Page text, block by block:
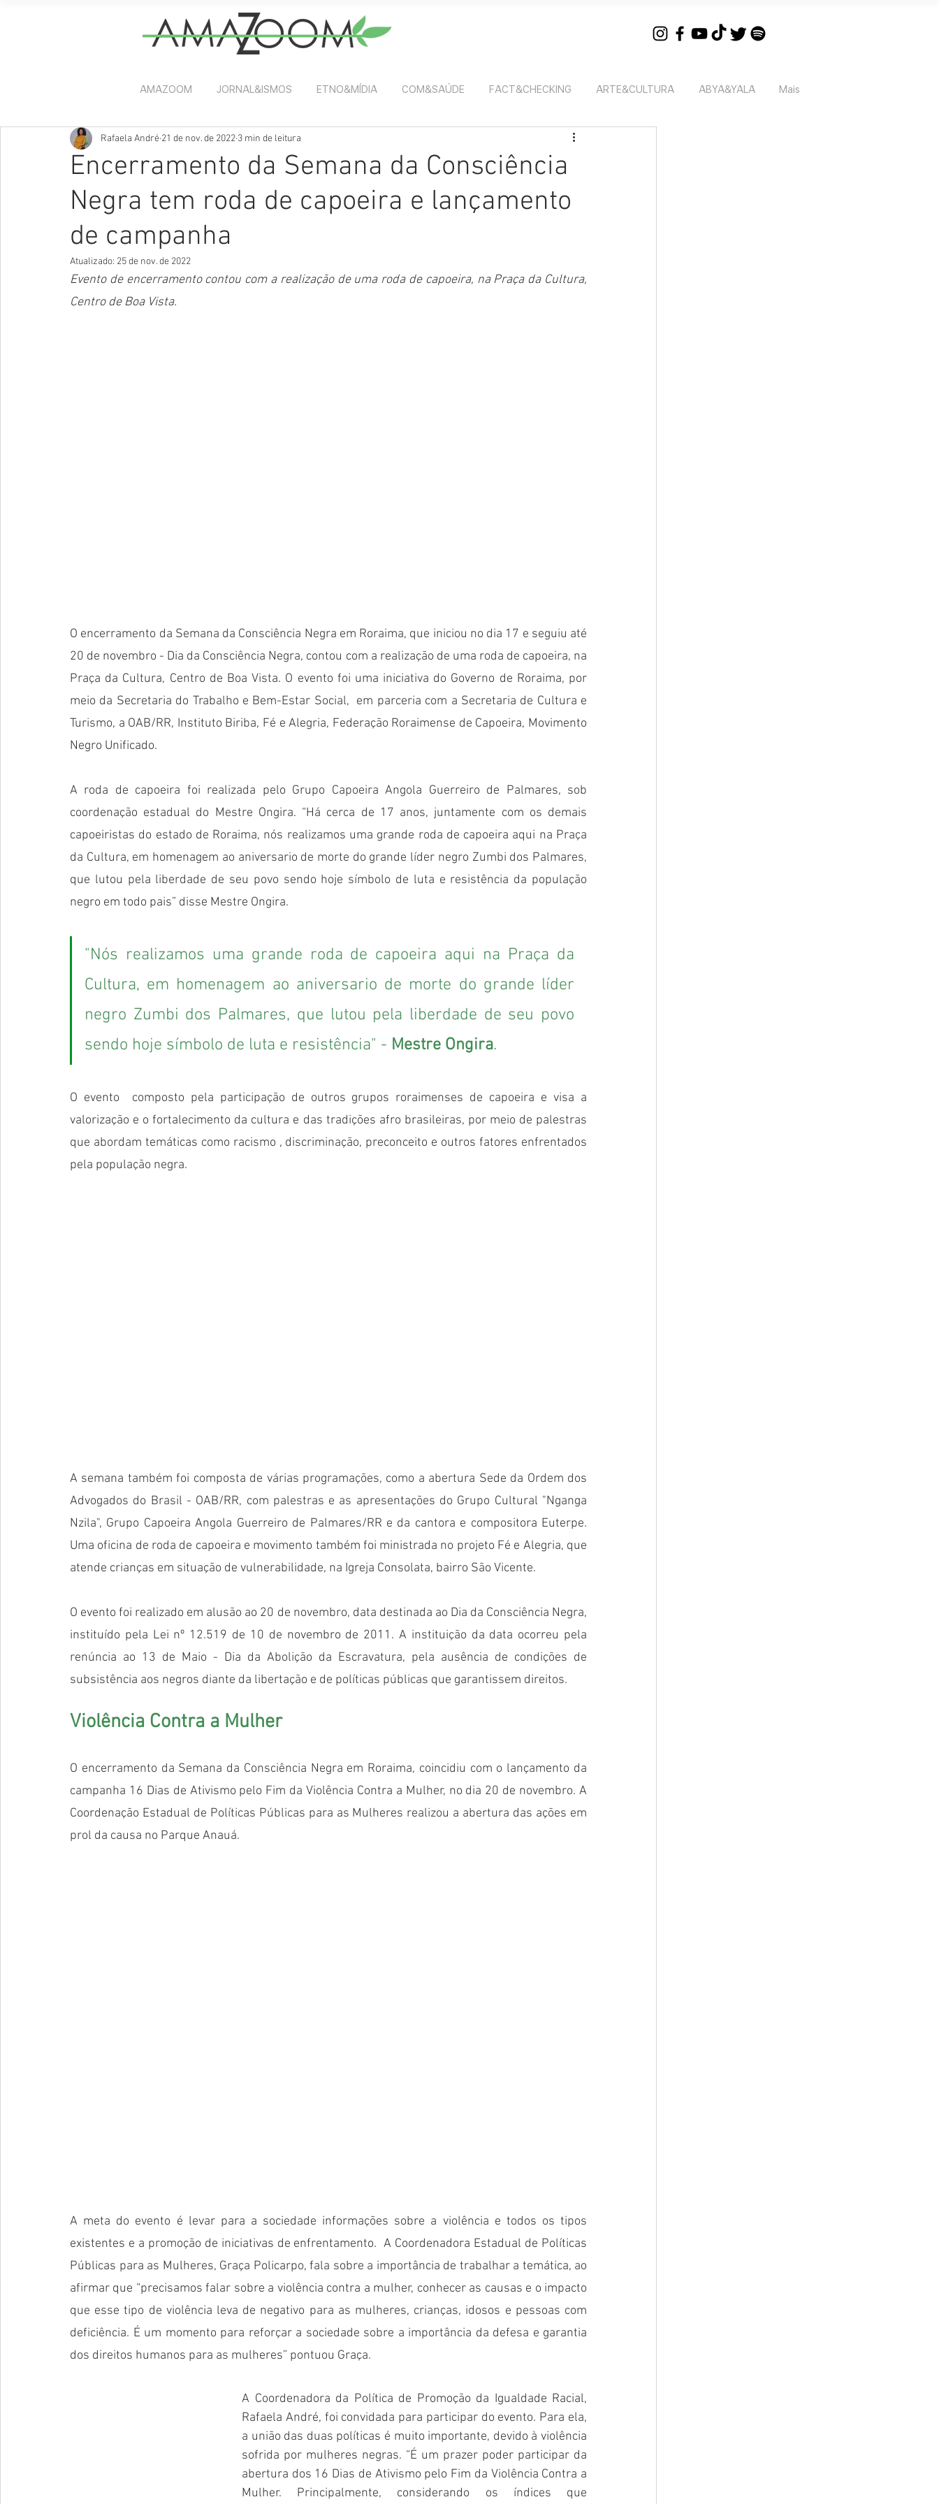
AMAZOOM JORNAL&ISMOS ETNO&MÍDIA COM&SAÚDE FACT&CHECKING ARTE&CULTURA ABYA&YALA Mais
Encerramento da Semana da Consciência
Negra tem roda de capoeira e lançamento
de campanha
Rafaela André 21 de nov. de 2022 3 min de leitura
Atualizado: 25 de nov. de 2022
Evento de encerramento contou com a realização de uma roda de capoeira, na Praça da Cultura,
Centro de Boa Vista.
O encerramento da Semana da Consciência Negra em Roraima, que iniciou no dia 17 e seguiu até
20 de novembro - Dia da Consciência Negra, contou com a realização de uma roda de capoeira, na
Praça da Cultura, Centro de Boa Vista. O evento foi uma iniciativa do Governo de Roraima, por
meio da Secretaria do Trabalho e Bem-Estar Social,  em parceria com a Secretaria de Cultura e
Turismo, a OAB/RR, Instituto Biriba, Fé e Alegria, Federação Roraimense de Capoeira, Movimento
Negro Unificado.
A roda de capoeira foi realizada pelo Grupo Capoeira Angola Guerreiro de Palmares, sob
coordenação estadual do Mestre Ongira. “Há cerca de 17 anos, juntamente com os demais
capoeiristas do estado de Roraima, nós realizamos uma grande roda de capoeira aqui na Praça
da Cultura, em homenagem ao aniversario de morte do grande líder negro Zumbi dos Palmares,
que lutou pela liberdade de seu povo sendo hoje símbolo de luta e resistência da população
negro em todo pais” disse Mestre Ongira.
"Nós realizamos uma grande roda de capoeira aqui na Praça da
Cultura, em homenagem ao aniversario de morte do grande líder
negro Zumbi dos Palmares, que lutou pela liberdade de seu povo
sendo hoje símbolo de luta e resistência" - Mestre Ongira.
O evento  composto pela participação de outros grupos roraimenses de capoeira e visa a
valorização e o fortalecimento da cultura e das tradições afro brasileiras, por meio de palestras
que abordam temáticas como racismo , discriminação, preconceito e outros fatores enfrentados
pela população negra.
A semana também foi composta de várias programações, como a abertura Sede da Ordem dos
Advogados do Brasil - OAB/RR, com palestras e as apresentações do Grupo Cultural "Nganga
Nzila", Grupo Capoeira Angola Guerreiro de Palmares/RR e da cantora e compositora Euterpe.
Uma oficina de roda de capoeira e movimento também foi ministrada no projeto Fé e Alegria, que
atende crianças em situação de vulnerabilidade, na Igreja Consolata, bairro São Vicente.
O evento foi realizado em alusão ao 20 de novembro, data destinada ao Dia da Consciência Negra,
instituído pela Lei nº 12.519 de 10 de novembro de 2011. A instituição da data ocorreu pela
renúncia ao 13 de Maio - Dia da Abolição da Escravatura, pela ausência de condições de
subsistência aos negros diante da libertação e de políticas públicas que garantissem direitos.
Violência Contra a Mulher
O encerramento da Semana da Consciência Negra em Roraima, coincidiu com o lançamento da
campanha 16 Dias de Ativismo pelo Fim da Violência Contra a Mulher, no dia 20 de novembro. A
Coordenação Estadual de Políticas Públicas para as Mulheres realizou a abertura das ações em
prol da causa no Parque Anauá.
A meta do evento é levar para a sociedade informações sobre a violência e todos os tipos
existentes e a promoção de iniciativas de enfrentamento.  A Coordenadora Estadual de Políticas
Públicas para as Mulheres, Graça Policarpo, fala sobre a importância de trabalhar a temática, ao
afirmar que “precisamos falar sobre a violência contra a mulher, conhecer as causas e o impacto
que esse tipo de violência leva de negativo para as mulheres, crianças, idosos e pessoas com
deficiência. É um momento para reforçar a sociedade sobre a importância da defesa e garantia
dos direitos humanos para as mulheres” pontuou Graça.
A Coordenadora da Política de Promoção da Igualdade Racial,
Rafaela André, foi convidada para participar do evento. Para ela,
a união das duas políticas é muito importante, devido à violência
sofrida por mulheres negras. “É um prazer poder participar da
abertura dos 16 Dias de Ativismo pelo Fim da Violência Contra a
Mulher. Principalmente, considerando os índices que